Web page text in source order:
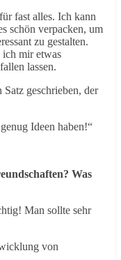
fast alles. Ich kann
schön verpacken, um
zu gestalten.
ich mir etwas
lassen.
geschrieben, der
Ideen haben!“
Was
Man sollte sehr
von